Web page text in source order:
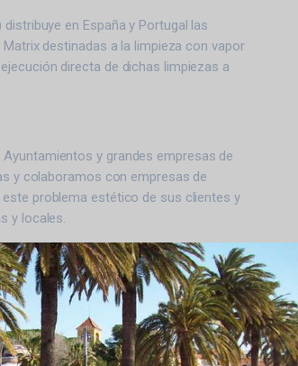
en España y Portugal las
destinadas a la limpieza con vapor
directa de dichas limpiezas a
y grandes empresas de
y colaboramos con empresas de
problema estético de sus clientes y
y locales.